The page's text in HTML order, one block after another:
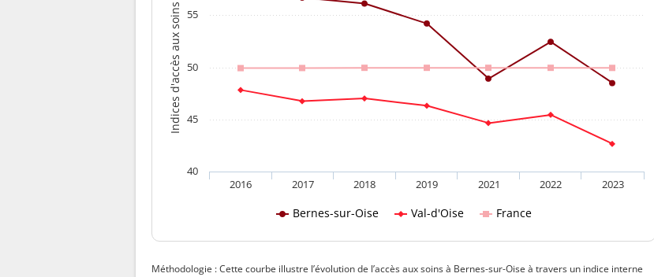
Indices d'accès aux soins
Bernes-sur-Oise Val-d'Oise France
2016 2017 2018 2019 2021 2022 2023
40
45
50
55
Méthodologie : Cette courbe illustre l’évolution de l’accès aux soins à Bernes-sur-Oise à travers un indice interne